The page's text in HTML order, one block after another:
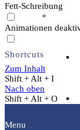
Fett-Schreibung
Animationen
Shortcuts
Zum Inhalt
Shift + Alt + I
Nach oben
Shift + Alt + O
Menu